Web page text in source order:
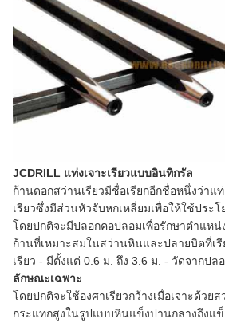
JCDRILL แท่งเจาะเรียวแบบอินทิกรัล
ก้านดอกสว่านเรียวมีชื่อเรียกอีกชื่อหนึ่งว่าแ
เรียวซึ่งมีส่วนหัวจับหกเหลี่ยมเพื่อให้ใช้ประ
โดยปกติจะมีปลอกคอปลอมเพื่อรักษาตำแห
ก้านที่เหมาะสมในสว่านหินและปลายบิตที่เรี
เรียว - มีตั้งแต่ 0.6 ม. ถึง 3.6 ม. - วัดจากปล
ลักษณะเฉพาะ
โดยปกติจะใช้องศาเรียวกว้างเมื่อเจาะด้วย
กระแทกสูงในรูปแบบหินแข็งปานกลางถึงแ